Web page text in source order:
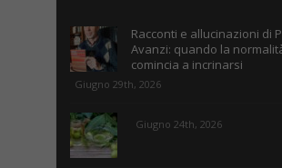
Racconti e allucinazioni di
Avanzi: quando la
comincia a incrinarsi
Giugno 29th, 2026
Giugno 24th, 2026